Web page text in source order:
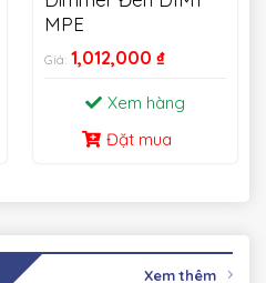
MPE
Giá: 1,012,000 ₫
Xem hàng
Đặt mua
Xem thêm